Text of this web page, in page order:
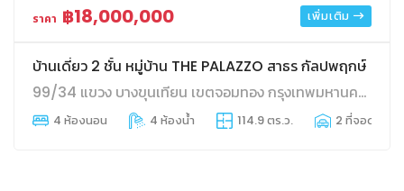
ราคา ฿18,000,000 เพิ่มเติม
บ้านเดี่ยว 2 ชั้น หมู่บ้าน THE PALAZZO สาธร กัลปพฤกษ์
99/34 แขวง บางขุนเทียน เขตจอมทอง กรุงเทพมหานคร 10150
4 ห้องนอน 4 ห้องน้ำ 114.9 ตร.ว. 2 ที่จอดรถ